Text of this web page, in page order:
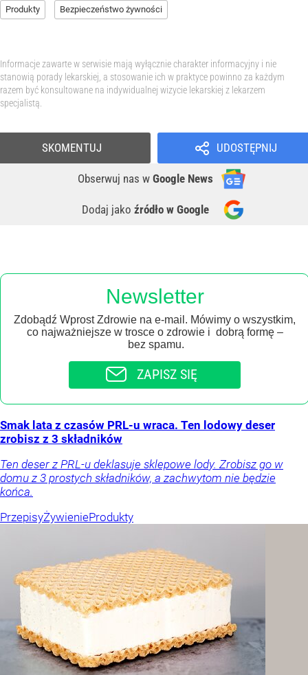
Produkty Bezpieczeństwo żywności
Informacje zawarte w serwisie mają wyłącznie charakter informacyjny i nie
stanowią porady lekarskiej, a stosowanie ich w praktyce powinno za każdym
razem być konsultowane na indywidualnej wizycie lekarskiej z lekarzem
specjalistą.
UDOSTĘPNIJ
Obserwuj nas w Google News
Dodaj jako źródło w Google
SKOMENTUJ
Newsletter
Zdobądź Wprost Zdrowie na e-mail. Mówimy o wszystkim,
co najważniejsze w trosce o zdrowie i dobrą formę –
bez spamu.
ZAPISZ SIĘ
Smak lata z czasów PRL-u wraca. Ten lodowy deser
zrobisz z 3 składników
Ten deser z PRL-u deklasuje sklepowe lody. Zrobisz go w
domu z 3 prostych składników, a zachwytom nie będzie
końca.
PrzepisyŻywienieProdukty